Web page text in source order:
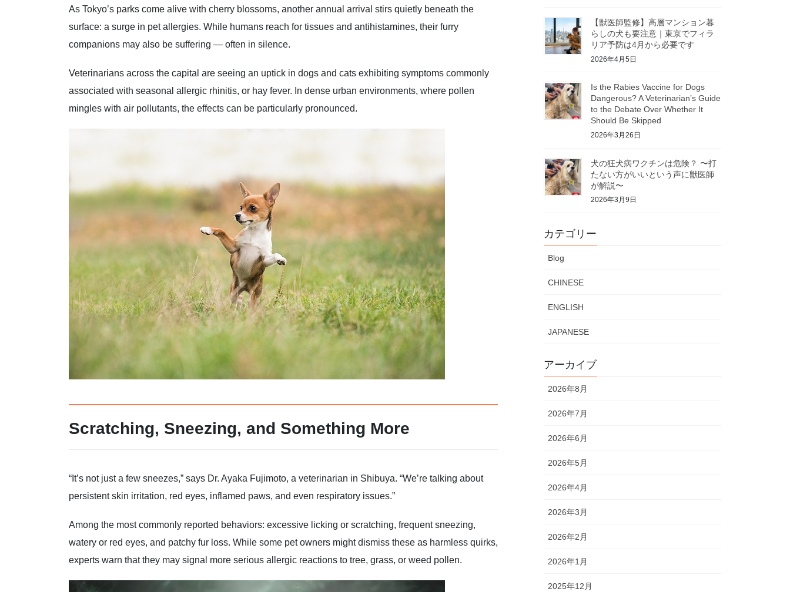
As Tokyo’s parks come alive with cherry blossoms, another annual arrival stirs quietly beneath the
surface: a surge in pet allergies. While humans reach for tissues and antihistamines, their furry
companions may also be suffering — often in silence.
Veterinarians across the capital are seeing an uptick in dogs and cats exhibiting symptoms commonly
associated with seasonal allergic rhinitis, or hay fever. In dense urban environments, where pollen
mingles with air pollutants, the effects can be particularly pronounced.
Scratching, Sneezing, and Something More
“It’s not just a few sneezes,” says Dr. Ayaka Fujimoto, a veterinarian in Shibuya. “We’re talking about
persistent skin irritation, red eyes, inflamed paws, and even respiratory issues.”
Among the most commonly reported behaviors: excessive licking or scratching, frequent sneezing,
watery or red eyes, and patchy fur loss. While some pet owners might dismiss these as harmless quirks,
experts warn that they may signal more serious allergic reactions to tree, grass, or weed pollen.
【獣医師監修】高層マンション暮
らしの犬も要注意｜東京でフィラ
リア予防は4月から必要です
2026年4月5日
Is the Rabies Vaccine for Dogs
Dangerous? A Veterinarian’s Guide
to the Debate Over Whether It
Should Be Skipped
2026年3月26日
犬の狂犬病ワクチンは危険？ 〜打
たない方がいいという声に獣医師
が解説〜
2026年3月9日
カテゴリー
Blog
CHINESE
ENGLISH
JAPANESE
アーカイブ
2026年8月
2026年7月
2026年6月
2026年5月
2026年4月
2026年3月
2026年2月
2026年1月
2025年12月